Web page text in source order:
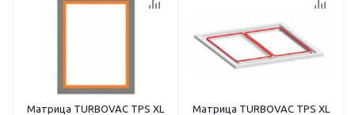
Матрица TURBOVAC TPS XL
Матрица TURBOVAC TPS XL